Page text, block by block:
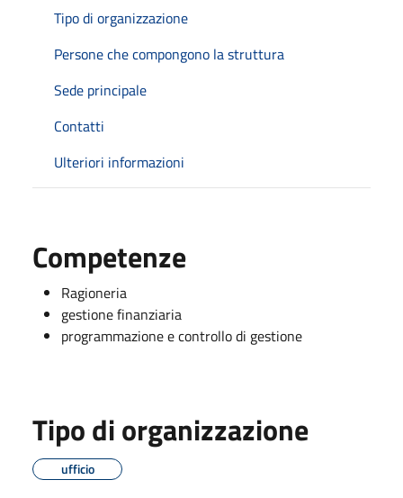
Tipo di organizzazione
Persone che compongono la struttura
Sede principale
Contatti
Ulteriori informazioni
Competenze
Ragioneria
gestione finanziaria
programmazione e controllo di gestione
Tipo di organizzazione
ufficio